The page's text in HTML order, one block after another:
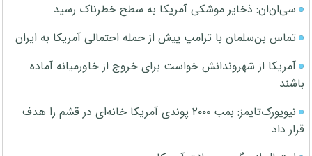
سی‌ان‌ان: ذخایر موشکی آمریکا به سطح خطرناک رسید
تماس بن‌سلمان با ترامپ پیش از حمله احتمالی آمریکا به ایران
آمریکا از شهروندانش خواست برای خروج از خاورمیانه آماده
باشند
نیویورک‌تایمز: بمب ۲۰۰۰ پوندی آمریکا خانه‌ای در قشم را هدف
قرار داد